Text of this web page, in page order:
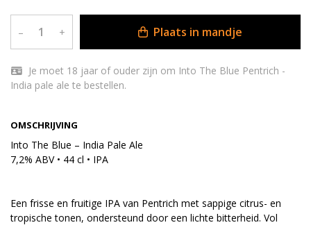
OMSCHRIJVING
Into The Blue – India Pale Ale
7,2% ABV • 44 cl • IPA
Een frisse en fruitige IPA van Pentrich met sappige citrus- en
tropische tonen, ondersteund door een lichte bitterheid. Vol
– + Plaats in mandje
India pale ale te bestellen.